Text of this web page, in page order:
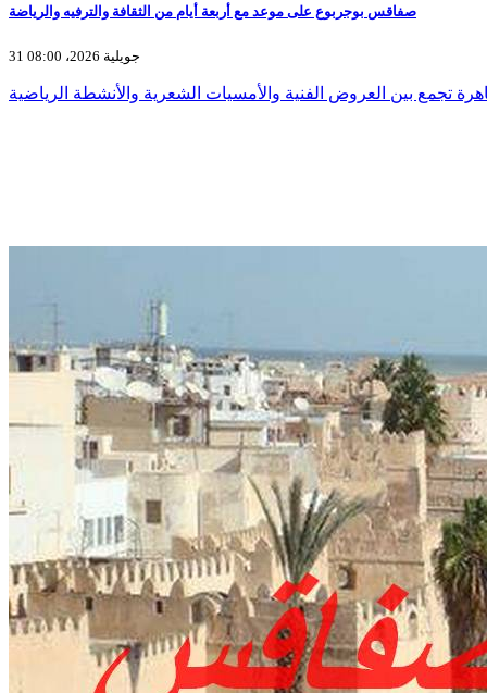
صفاقس بوجربوع على موعد مع أربعة أيام من الثقافة والترفيه والرياضة
31 جويلية 2026، 08:00